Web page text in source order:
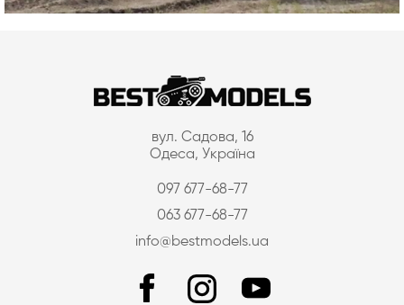
вул. Садова, 16
Одеса, Україна
097 677-68-77
063 677-68-77
info@bestmodels.ua